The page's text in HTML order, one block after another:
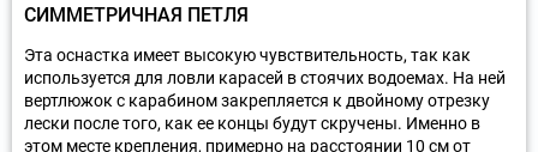
СИММЕТРИЧНАЯ ПЕТЛЯ
Эта оснастка имеет высокую чувствительность, так как
используется для ловли карасей в стоячих водоемах. На ней
вертлюжок с карабином закрепляется к двойному отрезку
лески после того, как ее концы будут скручены. Именно в
этом месте крепления, примерно на расстоянии 10 см от